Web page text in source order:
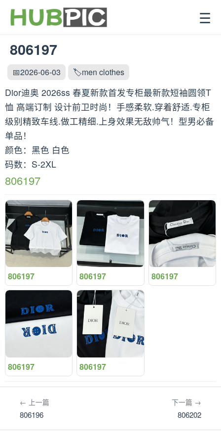
☰
806197
📅2026-06-03 🏷️men clothes
Dior迪奥 2026ss 春夏新款首发专柜最新款短袖圆领T
恤 高端订制 设计前卫时尚！手感柔软.穿着舒适.专柜
级别精致车线.做工精细.上身效果无敌帅气！型男必备
单品！
颜色：黑色 白色
码数：S-2XL
806197
806197 806197 806197
806197 806197
← 上一篇
806196
下一篇 →
806202